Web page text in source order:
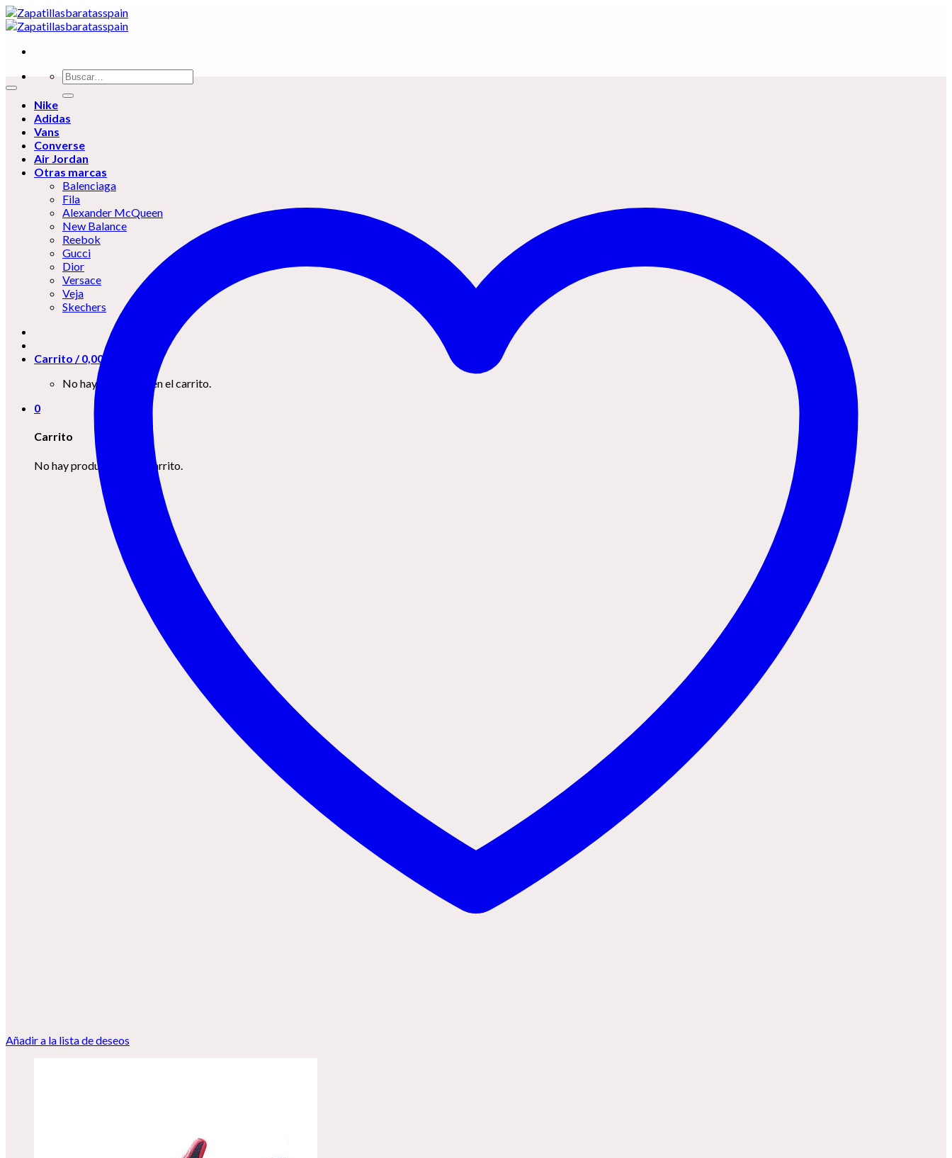
Skip
to
Buscar
por:
Nike
Adidas
Vans
Converse
Air Jordan
Otras marcas
Balenciaga
Fila
Alexander McQueen
New Balance
Reebok
Gucci
Dior
Versace
Veja
Skechers
Carrito /0,00
No hay productos en el carrito.
0
Carrito
No hay productos en el carrito.
Añadir a la lista de deseos